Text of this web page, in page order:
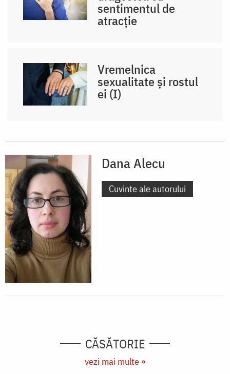
sentimentul de
atracție
Vremelnica
sexualitate și rostul
ei (I)
Dana Alecu
Cuvinte ale autorului
CĂSĂTORIE
vezi mai multe »